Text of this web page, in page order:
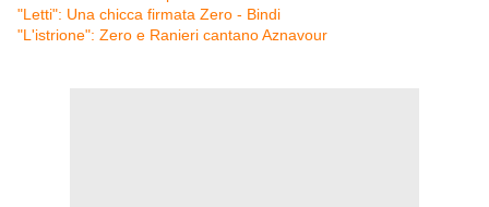
"Letti": Una chicca firmata Zero - Bindi
"L'istrione": Zero e Ranieri cantano Aznavour